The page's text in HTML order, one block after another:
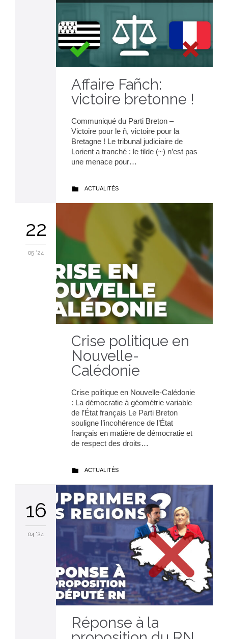
Affaire Fañch:
victoire bretonne !
Communiqué du Parti Breton –
Victoire pour le ñ, victoire pour la
Bretagne ! Le tribunal judiciaire de
Lorient a tranché : le tilde (~) n’est pas
une menace pour…
 CATEGORY
ACTUALITÉS
22
05 '24
Crise politique en
Nouvelle-
Calédonie
Crise politique en Nouvelle-Calédonie
: La démocratie à géométrie variable
de l’État français Le Parti Breton
souligne l’incohérence de l’État
français en matière de démocratie et
de respect des droits…
 CATEGORY
ACTUALITÉS
16
04 '24
Réponse à la